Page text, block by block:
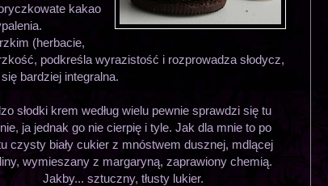
kakao
(herbacie,
podkreśla wyrazistość i rozprowadza słodycz,
bardziej integralna.
słodki krem według wielu pewnie sprawdzi się tu
ja jednak go nie cierpię i tyle. Jak dla mnie to po
czysty biały cukier z mnóstwem dusznej, mdlącej
wymieszany z margaryną, zaprawiony chemią.
Jakby... sztuczny, tłusty lukier.